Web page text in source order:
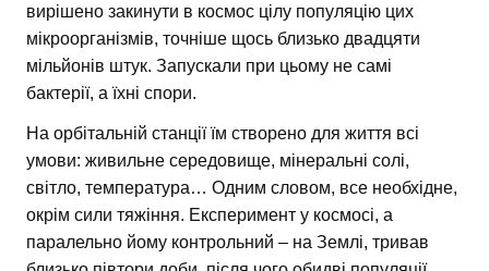
вирішено закинути в космос цілу популяцію цих
мікроорганізмів, точніше щось близько двадцяти
мільйонів штук. Запускали при цьому не самі
бактерії, а їхні спори.
На орбітальній станції їм створено для життя всі
умови: живильне середовище, мінеральні солі,
світло, температура… Одним словом, все необхідне,
окрім сили тяжіння. Експеримент у космосі, а
паралельно йому контрольний – на Землі, тривав